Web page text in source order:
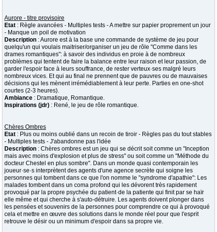
Aurore - titre provisoire
Etat : Règle avancées - Multiples tests - A mettre sur papier proprement un jour
- Manque un poil de motivation
Description : Aurore est à la base une commande de système de jeu pour
quelqu'un qui voulais maitriser/organiser un jeu de rôle "Comme dans les
drames romantiques": à savoir des individus en proie à de nombreux
problèmes qui tentent de faire la balance entre leur raison et leur passion, de
garder l'espoir face à leurs souffrance, de rester verteux·ses malgré leurs
nombreux vices. Et qui au final ne prennent que de pauvres ou de mauvaises
décisions qui les mènent irrémédiablement à leur perte. Parties en one-shot
courtes (2-3 heures).
Ambiance : Dramatique, Romantique.
Inspirations (jdr) : René, le jeu de rôle romantique.
Chères Ombres
Etat : Plus ou moins oublié dans un recoin de tiroir - Règles pas du tout stables
- Multiples tests - J'abandonne pas l'idée
Description : Chères ombres est un jeu qui se décrit soit comme un "Inception
mais avec moins d'explosion et plus de stress" ou soit comme un "Méthode du
docteur Chestel en plus sombre". Dans un monde quasi contemporain les
joueur·se·s interprètent des agents d'une agence secrète qui soigne les
personnes qui tombent dans ce que l'on nomme le "syndrome d'apathie": Les
malades tombent dans un coma profond qui les dévorent très rapidement
provoqué par la propre psychée du patient·de la patiente qui finit par se haïr
elle même et qui cherche à s'auto-détruire. Les agents doivent plonger dans
les pensées et souvenirs de la personnes pour comprendre ce qui à provoqué
cela et mettre en œuvre des solutions dans le monde réel pour que l'esprit
retrouve le désir ou un minimum d'espoir dans sa propre vie.